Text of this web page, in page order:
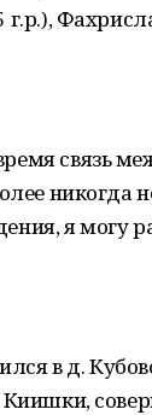
г.р.),
связь
никогда
я могу
в д.